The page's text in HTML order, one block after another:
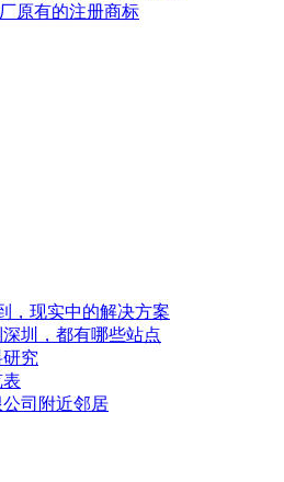
原有的注册商标
，现实中的解决方案
圳，都有哪些站点
究
司附近邻居